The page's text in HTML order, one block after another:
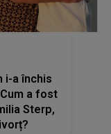
i-a închis
a fost
Sterp,